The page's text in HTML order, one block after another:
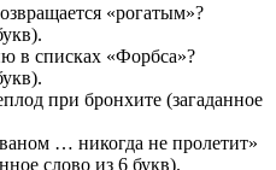
«рогатым»?
в списках «Форбса»?
при бронхите (загаданное
… никогда не пролетит»
слово из 6 букв).